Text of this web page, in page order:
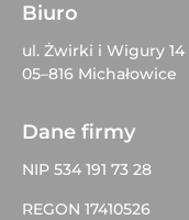
Biuro
ul. Żwirki i Wigury 14
05–816 Michałowice
Dane firmy
NIP 534 191 73 28
REGON 17410526